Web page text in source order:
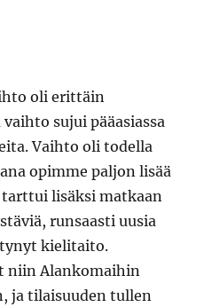
oli erittäin
sujui pääasiassa
Vaihto oli todella
opimme paljon lisää
lisäksi matkaan
runsaasti uusia
kielitaito.
niin Alankomaihin
ja tilaisuuden tullen